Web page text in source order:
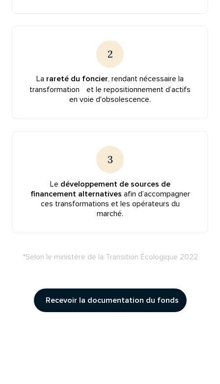
2
La rareté du foncier, rendant nécessaire la
transformation et le repositionnement d’actifs
en voie d'obsolescence.
3
Le développement de sources de
financement alternatives afin d’accompagner
ces transformations et les opérateurs du
marché.
*Selon le ministère de la Transition Écologique 2022
Recevoir la documentation du fonds